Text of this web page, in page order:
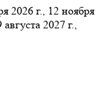
2026 г., 12 ноября
2027 г.,